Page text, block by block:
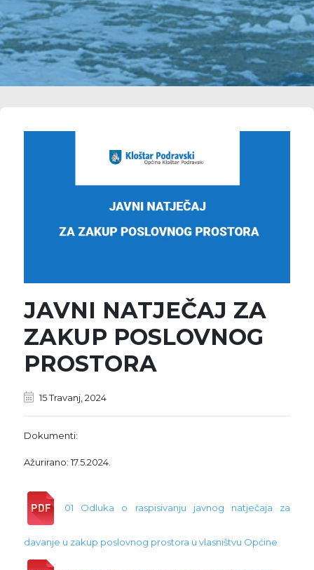
JAVNI NATJEČAJ ZA
ZAKUP POSLOVNOG
PROSTORA
15 Travanj, 2024
Dokumenti:
Ažurirano: 17.5.2024.
01 Odluka o raspisivanju javnog natječaja za
davanje u zakup poslovnog prostora u vlasništvu Općine